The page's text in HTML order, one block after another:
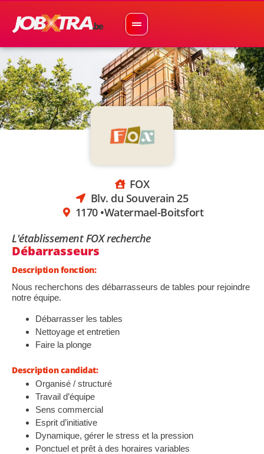
FOX
Blv. du Souverain 25
1170 •Watermael-Boitsfort
L'établissement FOX recherche
Débarrasseurs
Description fonction:
Nous recherchons des débarrasseurs de tables pour rejoindre
notre équipe.
Débarrasser les tables
Nettoyage et entretien
Faire la plonge
Description candidat:
Organisé / structuré
Travail d’équipe
Sens commercial
Esprit d’initiative
Dynamique, gérer le stress et la pression
Ponctuel et prêt à des horaires variables